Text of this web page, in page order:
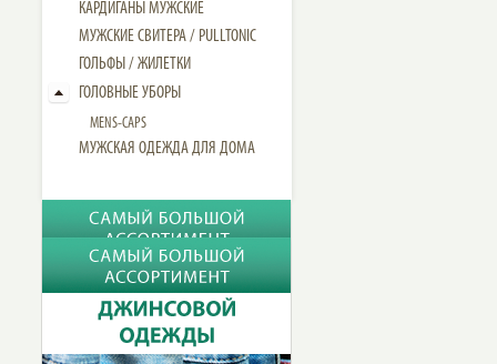
КАРДИГАНЫ МУЖСКИЕ
МУЖСКИЕ СВИТЕРА / PULLTONIC
ГОЛЬФЫ / ЖИЛЕТКИ
ГОЛОВНЫЕ УБОРЫ
MENS-CAPS
МУЖСКАЯ ОДЕЖДА ДЛЯ ДОМА